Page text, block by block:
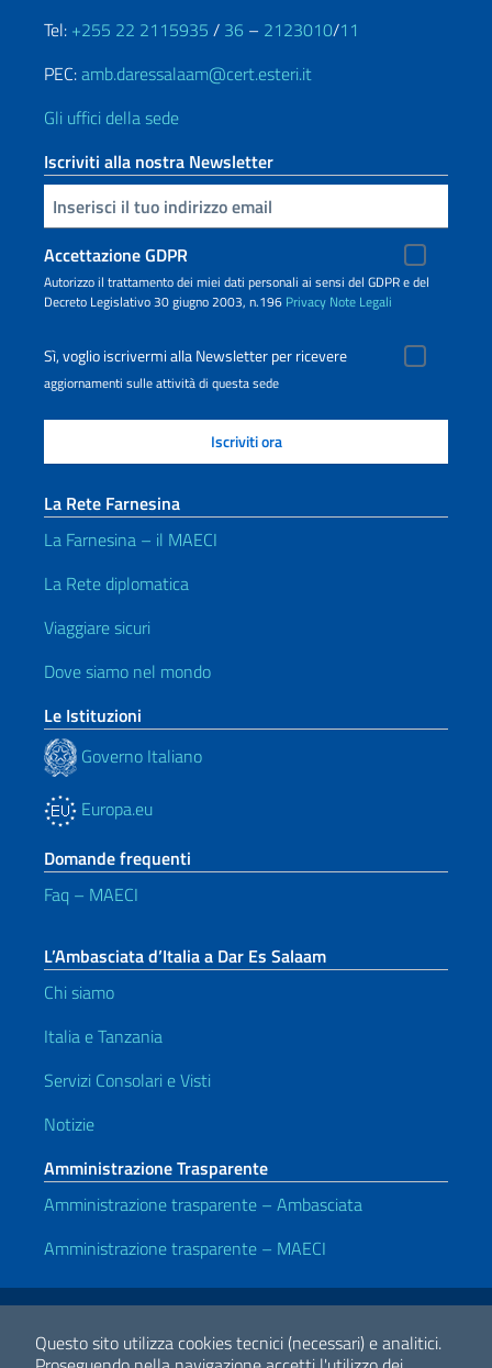
Questo sito utilizza cookies tecnici (necessari) e analitici.
Tel: +255 22 2115935 / 36 – 2123010/11
PEC:amb.daressalaam@cert.esteri.it
Gli uffici della sede
Iscriviti alla nostra Newsletter
Inserisci la tua email
Accettazione GDPR
Autorizzo il trattamento dei miei dati personali ai sensi del GDPR e del
Decreto Legislativo 30 giugno 2003, n.196 Privacy Note Legali
Sì, voglio iscrivermi alla Newsletter per ricevere
aggiornamenti sulle attività di questa sede
La Rete Farnesina
La Farnesina – il MAECI
La Rete diplomatica
Viaggiare sicuri
Dove siamo nel mondo
Le Istituzioni
Governo Italiano
Europa.eu
Domande frequenti
Faq – MAECI
L’Ambasciata d’Italia a Dar Es Salaam
Chi siamo
Italia e Tanzania
Servizi Consolari e Visti
Notizie
Amministrazione Trasparente
Amministrazione trasparente – Ambasciata
Amministrazione trasparente – MAECI
Link Utili